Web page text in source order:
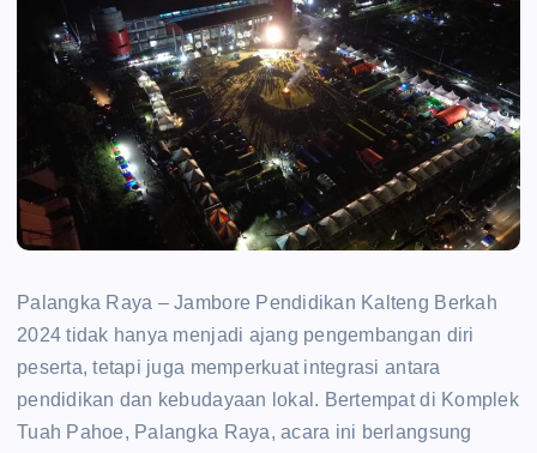
Palangka Raya – Jambore Pendidikan Kalteng Berkah
2024 tidak hanya menjadi ajang pengembangan diri
peserta, tetapi juga memperkuat integrasi antara
pendidikan dan kebudayaan lokal. Bertempat di Komplek
Tuah Pahoe, Palangka Raya, acara ini berlangsung